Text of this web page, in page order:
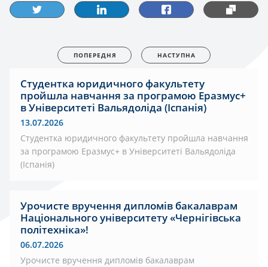
ПОПЕРЕДНЯ НАСТУПНА
Студентка юридичного факультету
пройшла навчання за програмою Еразмус+
в Університеті Вальядоліда (Іспанія)
13.07.2026
Студентка юридичного факультету пройшла навчання
за програмою Еразмус+ в Університеті Вальядоліда
(Іспанія)
Урочисте вручення дипломів бакалаврам
Національного університету «Чернігівська
політехніка»!
06.07.2026
Урочисте вручення дипломів бакалаврам